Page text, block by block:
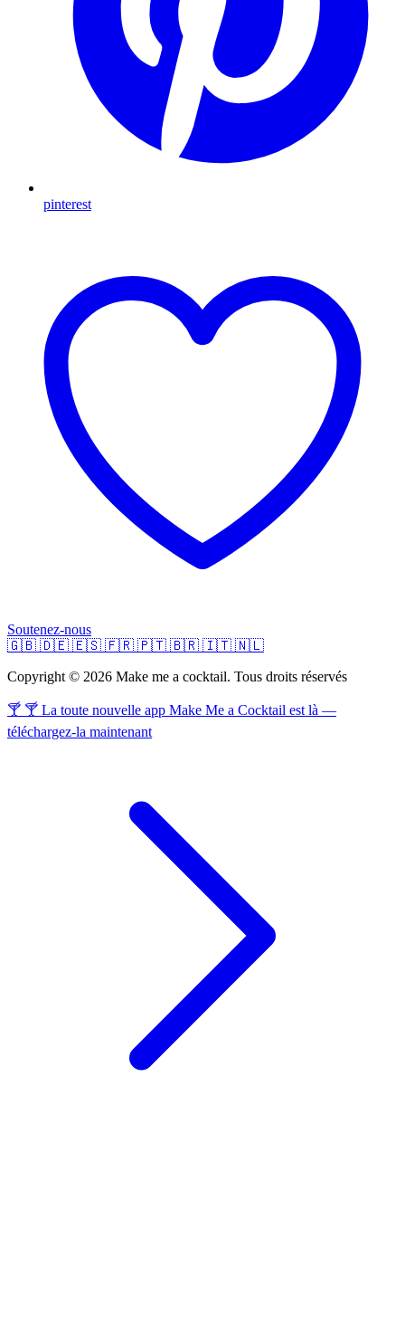
pinterest
Soutenez-nous
🇬🇧 🇩🇪 🇪🇸 🇫🇷 🇵🇹 🇧🇷 🇮🇹 🇳🇱
Copyright © 2026 Make me a cocktail. Tous droits réservés
🍸 🍸 La toute nouvelle app Make Me a Cocktail est là —
téléchargez-la maintenant